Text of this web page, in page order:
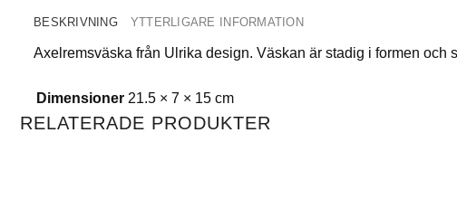
BESKRIVNING YTTERLIGARE INFORMATION
Axelremsväska från Ulrika design. Väskan är stadig i formen
Dimensioner 21.5 × 7 × 15 cm
RELATERADE PRODUKTER